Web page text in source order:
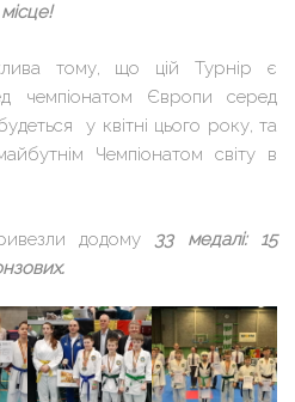
тому, що цій Турнір є
чемпіонатом Європи серед
у квітні цього року, та
Чемпіонатом світу в
додому 33 медалі: 15